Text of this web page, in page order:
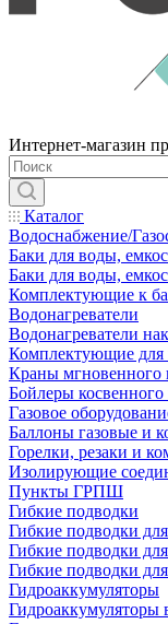
Интернет-магазин
Каталог
Водоснабжение/
Баки для воды,
Баки для воды,
Комплектующие к
Водонагреватели
Водонагреватели
Комплектующие для
Краны мгновенного
Бойлеры косвенного
Газовое
Баллоны газовые и
Горелки, резаки и
Изолирующие
Пункты ГРПШ
Гибкие подводки
Гибкие подводки
Гибкие подводки для
Гибкие подводки
Гидроаккумуляторы
Гидроаккумуляторы